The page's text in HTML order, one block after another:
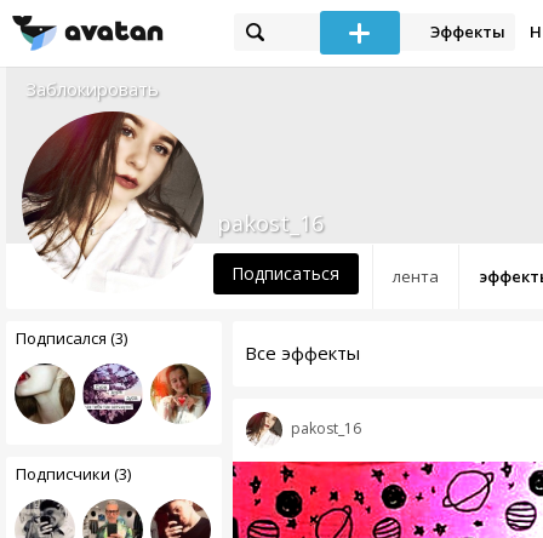
Эффекты
Заблокировать
лента
pakost_16
Подписаться
Подписался (3)
Подписчики (3)
Все эффекты
pakost_16